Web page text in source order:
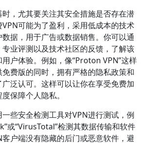
，尤其要关注其安全措施是否存在潜
可能为了盈利，采用低成本的技术
据，用于广告或数据销售。你可以通
业评测以及技术社区的反馈，了解该
户体验。例如，像“Proton VPN”这样
费版的同时，拥有严格的隐私政策和
泛认可。这样可以让你在享受免费加
保障个人隐私。
些安全检测工具对VPN进行测试，例
或“VirusTotal”检测其数据传输和软件
户端没有隐藏的后门或恶意软件，避